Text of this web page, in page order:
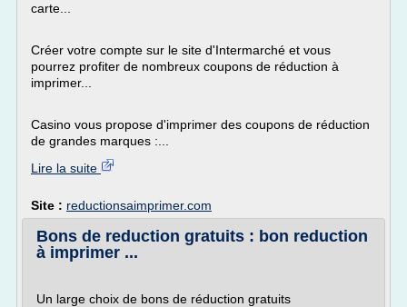
carte...
Créer votre compte sur le site d'Intermarché et vous
pourrez profiter de nombreux coupons de réduction à
imprimer...
Casino vous propose d'imprimer des coupons de réduction
de grandes marques :...
Lire la suite
Site : reductionsaimprimer.com
Bons de reduction gratuits : bon reduction
à imprimer ...
Un large choix de bons de réduction gratuits